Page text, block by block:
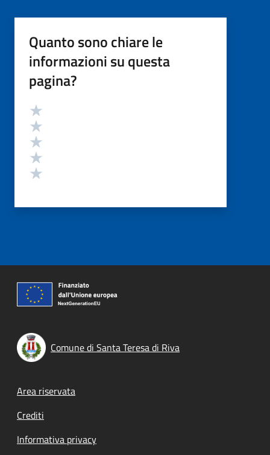
Quanto sono chiare le
informazioni su questa
pagina?
Valutazione
Comune di Santa Teresa di Riva
Footer menu
Area riservata
Crediti
Informativa privacy